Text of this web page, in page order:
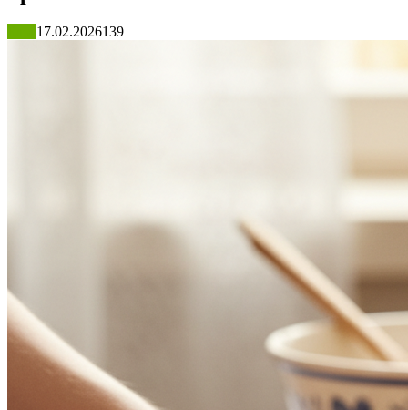
17.02.2026139